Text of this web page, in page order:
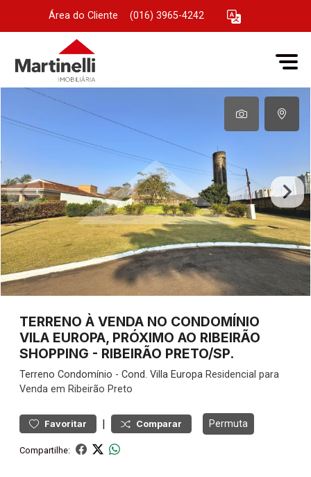
Área do Cliente (016) 3965-4242
TERRENO À VENDA NO CONDOMÍNIO
VILA EUROPA, PRÓXIMO AO RIBEIRÃO
SHOPPING - RIBEIRÃO PRETO/SP.
Terreno Condomínio - Cond. Villa Europa Residencial para
Venda em Ribeirão Preto
Favoritar | Comparar Permuta
Compartilhe: